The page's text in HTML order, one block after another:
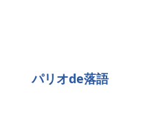
パリオde落語